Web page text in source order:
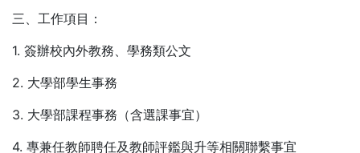
三、工作項目：
1. 簽辦校內外教務、學務類公文
2. 大學部學生事務
3. 大學部課程事務（含選課事宜）
4. 專兼任教師聘任及教師評鑑與升等相關聯繫事宜